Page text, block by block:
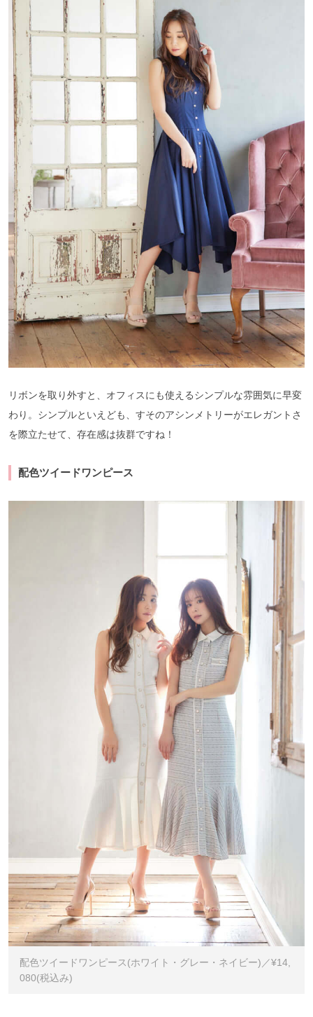
リボンを取り外すと、オフィスにも使えるシンプルな雰囲気に早変
わり。シンプルといえども、すそのアシンメトリーがエレガントさ
を際立たせて、存在感は抜群ですね！
配色ツイードワンピース
配色ツイードワンピース(ホワイト・グレー・ネイビー)／¥14,
080(税込み)